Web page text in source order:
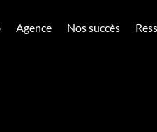
Agence Nos succès